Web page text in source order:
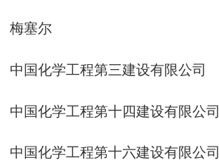
梅塞尔
中国化学工程第三建设有限公司
中国化学工程第十四建设有限公司
中国化学工程第十六建设有限公司